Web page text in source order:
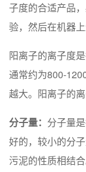
子度的合适产品
验，然后在机器
阳离子的离子度
通常约为800-
越大。阳离子的
分子量： 分子量
好的，较小的分
污泥的性质相结